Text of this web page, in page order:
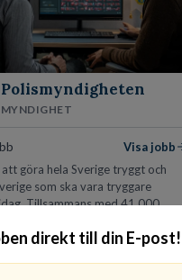
direkt till din E-post!
Polismyndigheten
MYNDIGHET
Visa jobb
göra hela Sverige tryggt och
som ska vara tryggare
Tillsammans med 41 000